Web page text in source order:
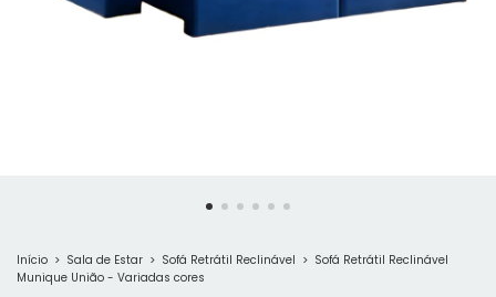
Início > Sala de Estar > Sofá Retrátil Reclinável > Sofá Retrátil Reclinável
Munique União - Variadas cores